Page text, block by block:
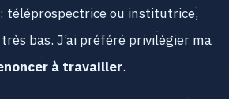
téléprospectrice ou institutrice,
très bas. J’ai préféré privilégier ma
àtravailler.